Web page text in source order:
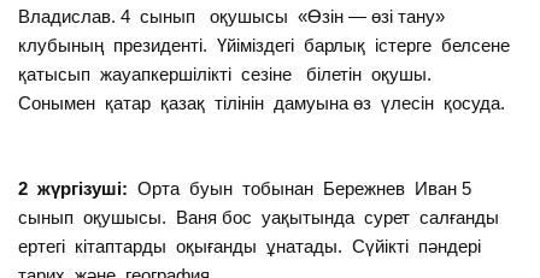
Владислав. 4 сынып оқушысы «Өзін — өзі тану»
клубының президенті. Үйіміздегі барлық істерге белсене
қатысып жауапкершілікті сезіне білетін оқушы.
Сонымен қатар қазақ тілінін дамуына өз үлесін қосуда.
2 жүргізуші: Орта буын тобынан Бережнев Иван 5
сынып оқушысы. Ваня бос уақытында сурет салғанды
ертегі кітаптарды оқығанды ұнатады. Сүйікті пәндері